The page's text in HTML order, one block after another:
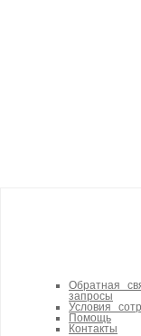
Обратная
запросы
Условия
Помощь
Контакты